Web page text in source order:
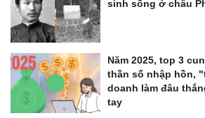
sinh sống ở châu
Năm 2025, top 3
thần số nhập hồn,
doanh làm đâu
tay